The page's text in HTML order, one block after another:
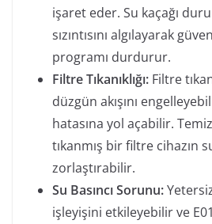
işaret eder. Su kaçağı
sızıntısını algılayarak
programı durdurur.
Filtre Tıkanıklığı: Filtre
düzgün akışını
hatasına yol açabilir.
tıkanmış bir filtre cihazın
zorlaştırabilir.
Su Basıncı Sorunu:
işleyişini etkileyebilir ve